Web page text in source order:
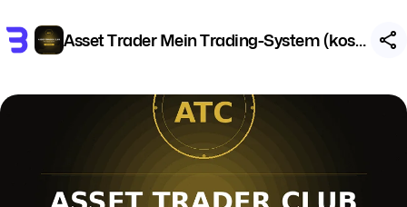
Asset Trader Mein Trading-System (kostenlos)